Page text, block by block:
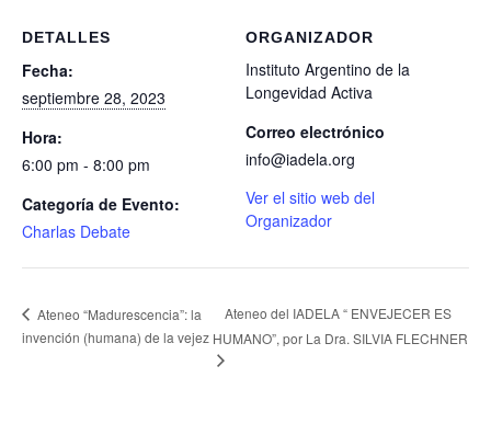
DETALLES
Fecha:
septiembre 28, 2023
Hora:
6:00 pm - 8:00 pm
Categoría de Evento:
Charlas Debate
ORGANIZADOR
Instituto Argentino de la
Longevidad Activa
Correo electrónico
info@iadela.org
Ver el sitio web del
Organizador
Ateneo “Madurescencia”: la
invención (humana) de la vejez
Ateneo del IADELA “ ENVEJECER ES
HUMANO”, por La Dra. SILVIA FLECHNER